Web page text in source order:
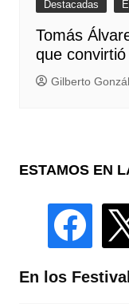
Destacadas
Tomás
que
Gilberto
ESTAMOS EN
facebook
En los